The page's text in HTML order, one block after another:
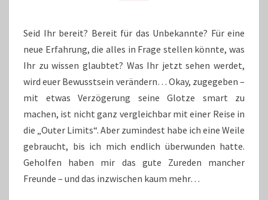
UND
CO.
Seid Ihr bereit? Bereit für das Unbekannte? Für eine
neue Erfahrung, die alles in Frage stellen könnte, was
Ihr zu wissen glaubtet? Was Ihr jetzt sehen werdet,
wird euer Bewusstsein verändern… Okay, zugegeben –
mit etwas Verzögerung seine Glotze smart zu
machen, ist nicht ganz vergleichbar mit einer Reise in
die „Outer Limits“. Aber zumindest habe ich eine Weile
gebraucht, bis ich mich endlich überwunden hatte.
Geholfen haben mir das gute Zureden mancher
Freunde – und das inzwischen kaum mehr…